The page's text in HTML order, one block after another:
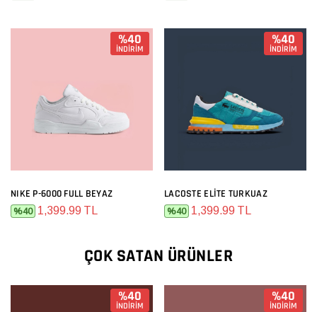
%40
İNDİRİM
NIKE P-6000 FULL BEYAZ
%40 1,399.99 TL
%40
İNDİRİM
LACOSTE ELITE TURKUAZ
%40 1,399.99 TL
ÇOK SATAN ÜRÜNLER
%40
İNDİRİM
%40
İNDİRİM